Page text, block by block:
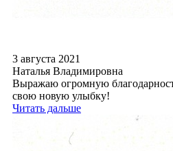
3 августа 2021
Наталья Владимировна
Выражаю огромную
свою новую улыбку!
Читать дальше